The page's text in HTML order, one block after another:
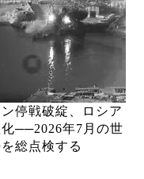
停戦破綻、ロシア
──2026年7月の世
総点検する